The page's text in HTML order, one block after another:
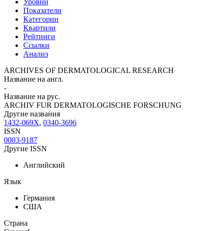
Показатели
Категории
Квартили
Рейтинги
Ссылки
Анализ
ARCHIVES OF DERMATOLOGICAL RESEARCH
Название на англ.
-
Название на рус.
ARCHIV FUR DERMATOLOGISCHE FORSCHUNG
Другие названия
1432-069X, 0340-3696
ISSN
0003-9187
Другие ISSN
Английский
Язык
Германия
США
Страна